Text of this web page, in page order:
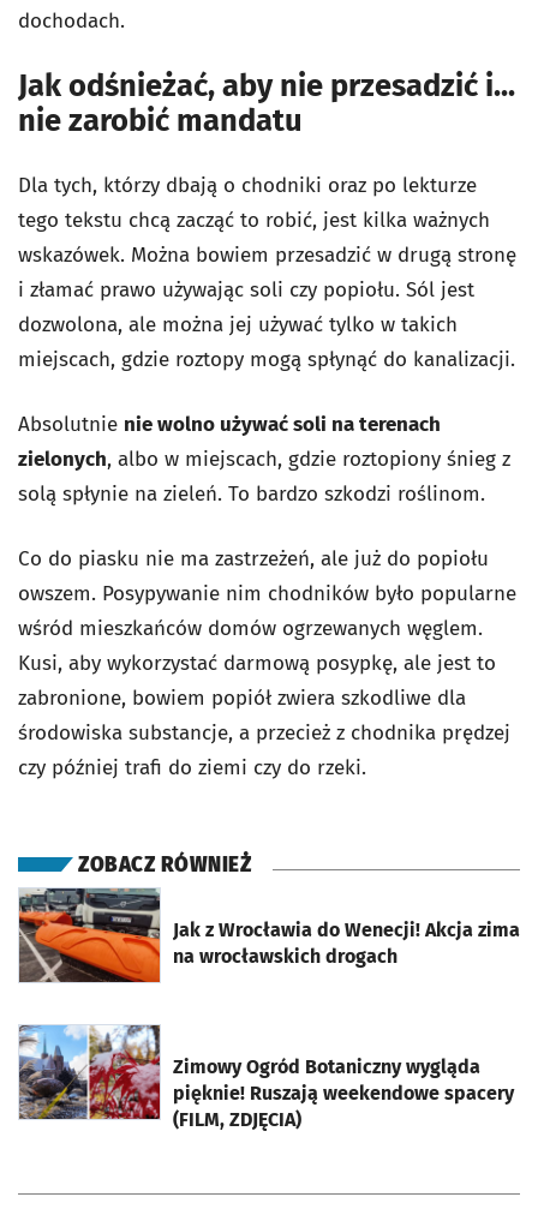
dochodach.
Jak odśnieżać, aby nie przesadzić i...
nie zarobić mandatu
Dla tych, którzy dbają o chodniki oraz po lekturze
tego tekstu chcą zacząć to robić, jest kilka ważnych
wskazówek. Można bowiem przesadzić w drugą stronę
i złamać prawo używając soli czy popiołu. Sól jest
dozwolona, ale można jej używać tylko w takich
miejscach, gdzie roztopy mogą spłynąć do kanalizacji.
Absolutnie nie wolno używać soli na terenach
zielonych, albo w miejscach, gdzie roztopiony śnieg z
solą spłynie na zieleń. To bardzo szkodzi roślinom.
Co do piasku nie ma zastrzeżeń, ale już do popiołu
owszem. Posypywanie nim chodników było popularne
wśród mieszkańców domów ogrzewanych węglem.
Kusi, aby wykorzystać darmową posypkę, ale jest to
zabronione, bowiem popiół zwiera szkodliwe dla
środowiska substancje, a przecież z chodnika prędzej
czy później trafi do ziemi czy do rzeki.
ZOBACZ RÓWNIEŻ
Jak z Wrocławia do Wenecji! Akcja zima
na wrocławskich drogach
otworzy się w nowej karcie
Zimowy Ogród Botaniczny wygląda
pięknie! Ruszają weekendowe spacery
(FILM, ZDJĘCIA)
otworzy się w nowej karcie